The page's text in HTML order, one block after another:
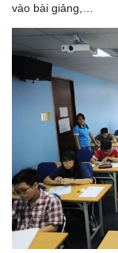
vào bài giảng,…